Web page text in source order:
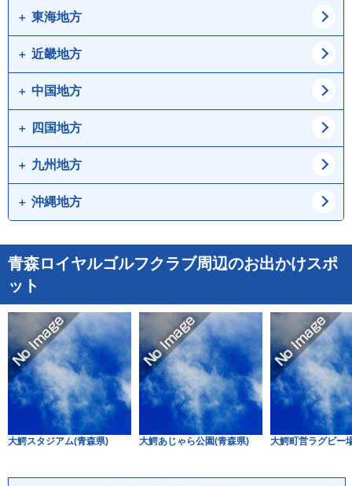
山形県
埼玉県
茨城県
群馬県
長野県
新潟県
石川県
東海地方
愛知県
静岡県
近畿地方
大阪府
京都府
奈良県
中国地方
鳥取県
岡山県
山口県
四国地方
徳島県
愛媛県
九州地方
福岡県
大分県 宮崎県
鹿児島県
沖縄地方
青森ロイヤルゴルフクラブ周辺のお出かけスポ
ット
大鰐スタジアム(青森県) 大鰐あじゃら公園(青森県) 大鰐町営ラグビー